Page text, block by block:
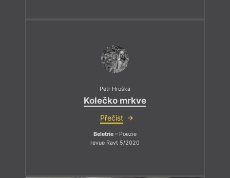
Petr Hruška
Kolečko mrkve
Přečíst
Beletrie – Poezie
revue Ravt 5/2020